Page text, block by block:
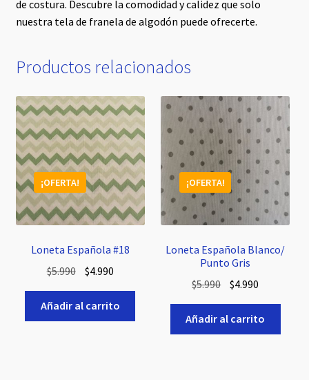
de costura. Descubre la comodidad y calidez que solo
nuestra tela de franela de algodón puede ofrecerte.
Productos relacionados
Loneta Española #18
¡OFERTA!
$5.990 El
original
era:
$4.990El
actual
es:
Añadir al carrito
Loneta Española Blanco/
Punto Gris
¡OFERTA!
$5.990 El
original
era:
$4.990
actual
es:
Añadir al carrito